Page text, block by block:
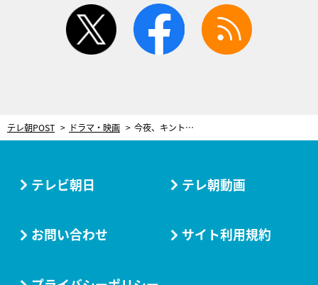
twitter facebook
テレ朝POST ドラマ・映画 今夜、キントリが臨時再結成！“8億円強奪事件”の真相に迫る『緊急取調室』新春SP
テレビ朝日 テレ朝動画
お問い合わせ サイト利用規約